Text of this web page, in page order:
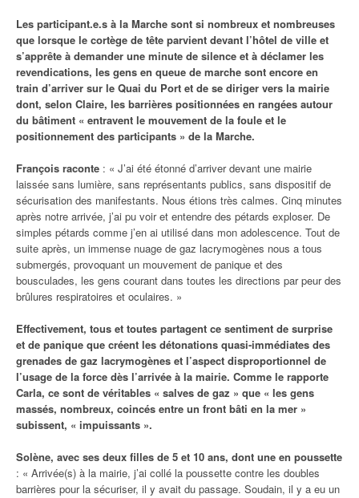
Les participant.e.s à la Marche sont si nombreux et nombreuses
que lorsque le cortège de tête parvient devant l’hôtel de ville et
s’apprête à demander une minute de silence et à déclamer les
revendications, les gens en queue de marche sont encore en
train d’arriver sur le Quai du Port et de se diriger vers la mairie
dont, selon Claire, les barrières positionnées en rangées autour
du bâtiment « entravent le mouvement de la foule et le
positionnement des participants » de la Marche.
François raconte : « J’ai été étonné d’arriver devant une mairie
laissée sans lumière, sans représentants publics, sans dispositif de
sécurisation des manifestants. Nous étions très calmes. Cinq minutes
après notre arrivée, j’ai pu voir et entendre des pétards exploser. De
simples pétards comme j’en ai utilisé dans mon adolescence. Tout de
suite après, un immense nuage de gaz lacrymogènes nous a tous
submergés, provoquant un mouvement de panique et des
bousculades, les gens courant dans toutes les directions par peur des
brûlures respiratoires et oculaires. »
Effectivement, tous et toutes partagent ce sentiment de surprise
et de panique que créent les détonations quasi-immédiates des
grenades de gaz lacrymogènes et l’aspect disproportionnel de
l’usage de la force dès l’arrivée à la mairie. Comme le rapporte
Carla, ce sont de véritables « salves de gaz » que « les gens
massés, nombreux, coincés entre un front bâti en la mer »
subissent, « impuissants ».
Solène, avec ses deux filles de 5 et 10 ans, dont une en poussette
: « Arrivée(s) à la mairie, j’ai collé la poussette contre les doubles
barrières pour la sécuriser, il y avait du passage. Soudain, il y a eu un